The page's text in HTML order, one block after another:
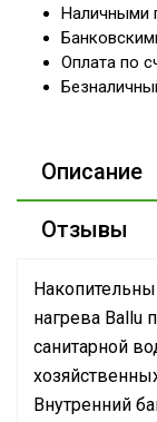
Наличными
Оплата по
Описание
Отзывы
нагрева Ballu
санитарной
Внутренний